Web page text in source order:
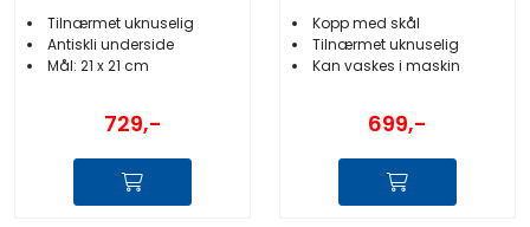
Tilnærmet uknuselig
Antiskli underside
Mål: 21 x 21 cm
729,-
Kopp med skål
Tilnærmet uknuselig
Kan vaskes i maskin
699,-